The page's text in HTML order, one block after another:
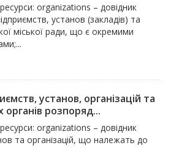
organizations – довідник
установ (закладів) та
міської ради, що є окремими
установ, організацій та
органів розпоряд...
organizations – довідник
та організацій, що належать до